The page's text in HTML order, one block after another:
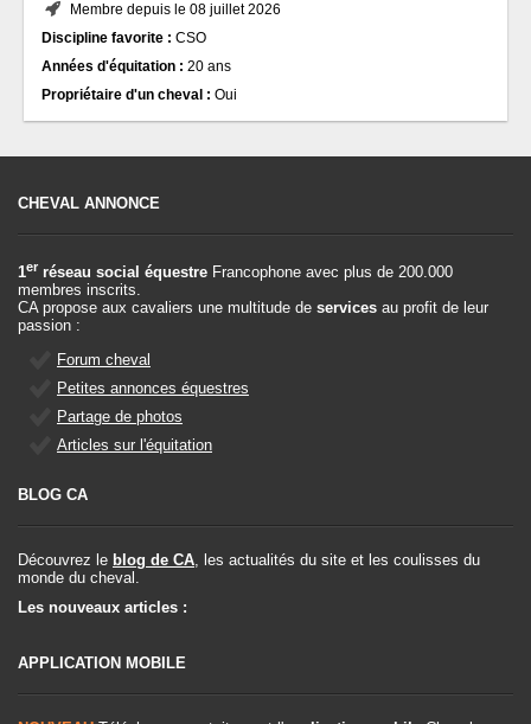
Membre depuis le 08 juillet 2026
Discipline favorite : CSO
Années d'équitation : 20 ans
Propriétaire d'un cheval : Oui
CHEVAL ANNONCE
1er réseau social équestre Francophone avec plus de 200.000
membres inscrits.
CA propose aux cavaliers une multitude de services au profit de leur
passion :
Forum cheval
Petites annonces équestres
Partage de photos
Articles sur l'équitation
BLOG CA
Découvrez le blog de CA, les actualités du site et les coulisses du
monde du cheval.
Les nouveaux articles :
APPLICATION MOBILE